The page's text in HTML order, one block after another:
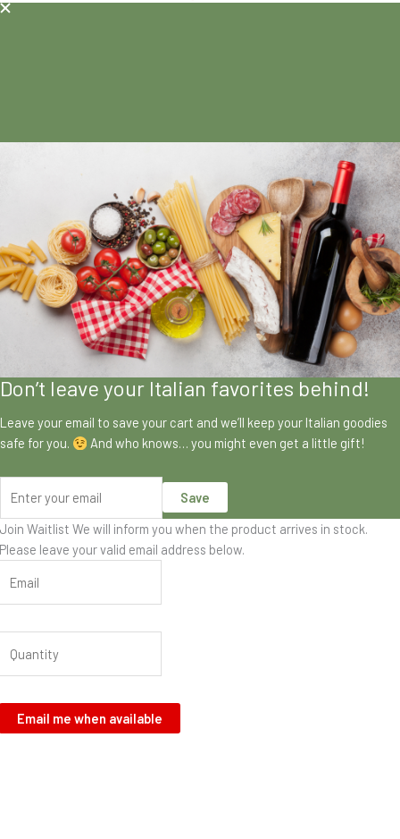
Don’t leave your Italian favorites behind!
Leave your email to save your cart and we’ll keep your Italian goodies
safe for you.
And who knows… you might even get a little gift!
Save
Join Waitlist We will inform you when the product arrives in stock.
Please leave your valid email address below.
Email me when available